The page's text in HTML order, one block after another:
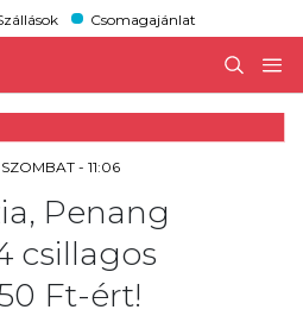
Csomagajánlat
- 11:06
Penang
csillagos
Ft-ért!